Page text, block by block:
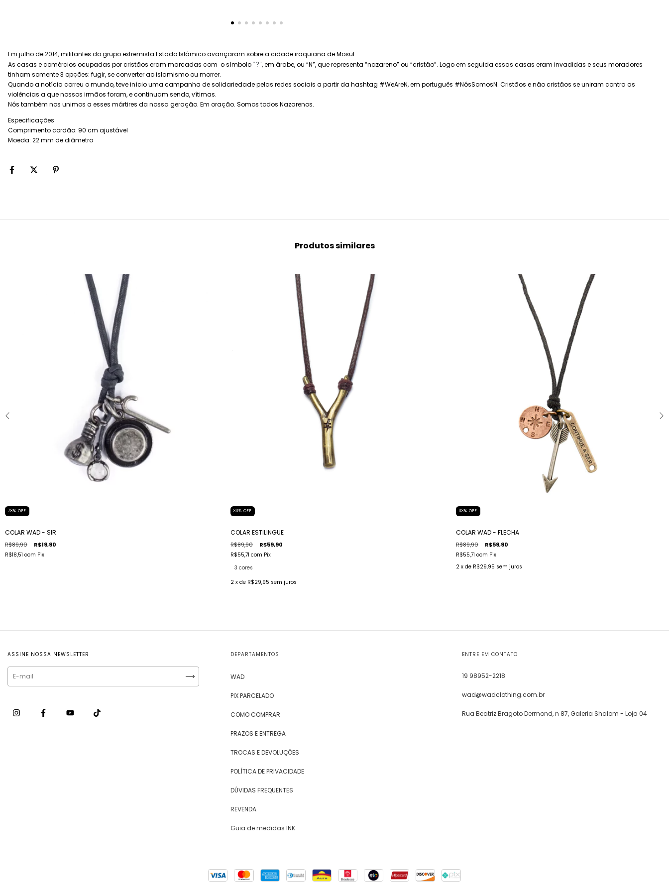
Em julho de 2014, militantes do grupo extremista Estado Islâmico avançaram sobre a cidade iraquiana de Mosul.
As casas e comércios ocupadas por cristãos eram marcadas com o símbolo“?”, em árabe, ou “N”, que representa “nazareno” ou “cristão”. Logo em seguida essas casas eram invadidas e seus moradores
tinham somente 3 opções: fugir, se converter ao islamismo ou morrer.
Quando a notícia correu o mundo, teve início uma campanha de solidariedade pelas redes sociais a partir da hashtag #WeAreN, em português #NósSomosN. Cristãos e não cristãos se uniram contra as
violências a que nossos irmãos foram, e continuam sendo, vítimas.
Nós também nos unimos a esses mártires da nossa geração. Em oração. Somos todos Nazarenos.
Especificações
Comprimento cordão: 90 cm ajustável
Moeda: 22 mm de diâmetro
Produtos similares
78% OFF
COLAR WAD - SIR
R$89,90 R$19,90
R$18,51 com Pix
33% OFF
COLAR ESTILINGUE
R$89,90 R$59,90
R$55,71 com Pix
3 cores
2 x de R$29,95 sem juros
33% OFF
COLAR WAD - FLECHA
R$89,90 R$59,90
R$55,71 com Pix
2 x de R$29,95 sem juros
ASSINE NOSSA NEWSLETTER DEPARTAMENTOS
WAD
PIX PARCELADO
COMO COMPRAR
PRAZOS E ENTREGA
TROCAS E DEVOLUÇÕES
POLÍTICA DE PRIVACIDADE
DÚVIDAS FREQUENTES
REVENDA
Guia de medidas INK
ENTRE EM CONTATO
19 98952-2218
wad@wadclothing.com.br
Rua Beatriz Bragoto Dermond, n 87, Galeria Shalom - Loja 04